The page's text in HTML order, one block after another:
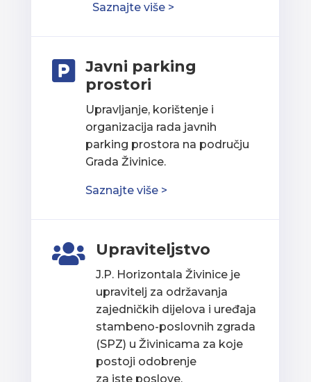
Saznajte više >

Javni parking
prostori
Upravljanje, korištenje i
organizacija rada javnih
parking prostora na području
Grada Živinice.
Saznajte više >
 Upraviteljstvo
J.P. Horizontala Živinice je
upravitelj za održavanja
zajedničkih dijelova i uređaja
stambeno-poslovnih zgrada
(SPZ) u Živinicama za koje
postoji odobrenje
za iste poslove.